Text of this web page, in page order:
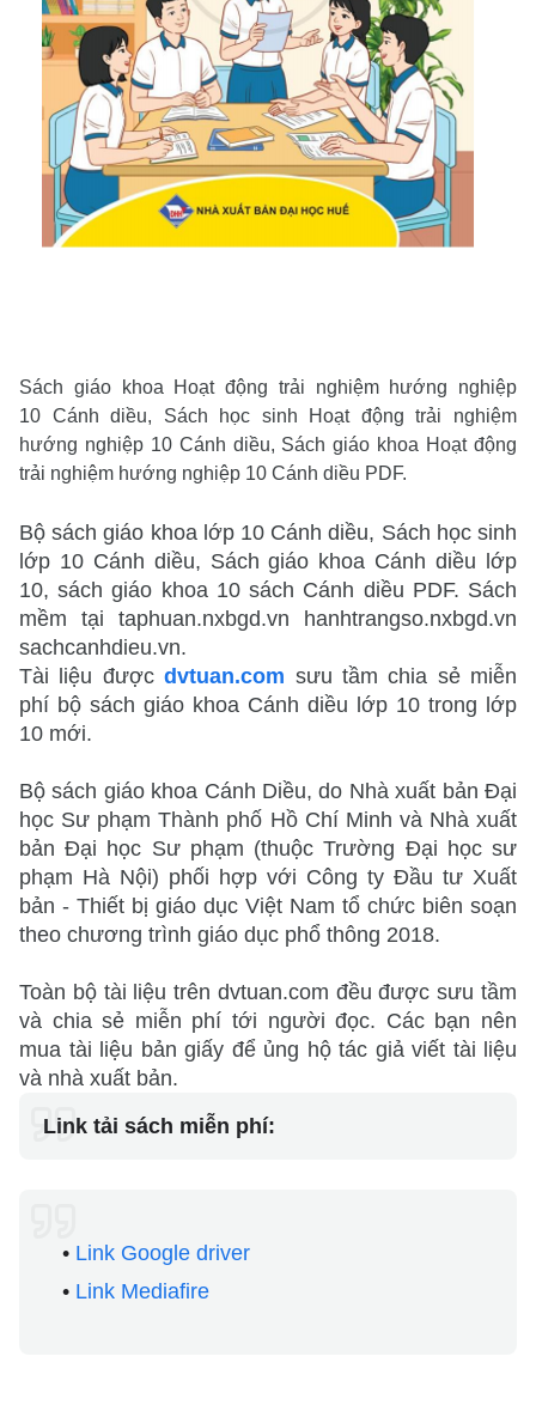
Sách giáo khoa Hoạt động trải nghiệm hướng nghiệp
10 Cánh diều, Sách học sinh Hoạt động trải nghiệm
hướng nghiệp 10 Cánh diều, Sách giáo khoa Hoạt động
trải nghiệm hướng nghiệp 10 Cánh diều PDF.
Bộ sách giáo khoa lớp 10 Cánh diều, Sách học sinh
lớp 10 Cánh diều, Sách giáo khoa Cánh diều lớp
10, sách giáo khoa 10 sách Cánh diều PDF. Sách
mềm tại taphuan.nxbgd.vn hanhtrangso.nxbgd.vn
sachcanhdieu.vn.
Tài liệu đượcdvtuan.com sưu tầm chia sẻ miễn
phí bộ sách giáo khoa Cánh diều lớp 10 trong lớp
10 mới.
Bộ sách giáo khoa Cánh Diều, do Nhà xuất bản Đại
học Sư phạm Thành phố Hồ Chí Minh và Nhà xuất
bản Đại học Sư phạm (thuộc Trường Đại học sư
phạm Hà Nội) phối hợp với Công ty Đầu tư Xuất
bản - Thiết bị giáo dục Việt Nam tổ chức biên soạn
theo chương trình giáo dục phổ thông 2018.
Toàn bộ tài liệu trên dvtuan.com đều được sưu tầm
và chia sẻ miễn phí tới người đọc. Các bạn nên
mua tài liệu bản giấy để ủng hộ tác giả viết tài liệu
và nhà xuất bản.
Link tải sách miễn phí:
Link Google driver
Link Mediafire